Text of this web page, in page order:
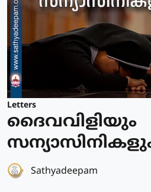
Letters
ദൈവവിളിയും
Sathyadeepam